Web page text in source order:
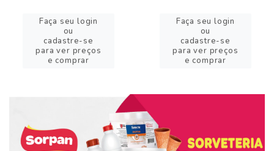
Faça seu login
ou
cadastre-se
para ver preços
e comprar
Faça seu login
ou
cadastre-se
para ver preços
e comprar